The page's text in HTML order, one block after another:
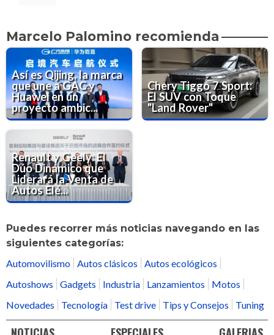
Marcelo Palomino recomienda
Así es Qijing, la marca
que une a GAC y
Huawei en un
proyecto ambic...
Chery Tiggo 7 Sport:
El SUV con Toque
"Land Rover"
Renault y Geely: El
Dúo Dinámico que
Liderará la Venta de
Autos Elé...
Puedes recorrer más noticias navegando en las
siguientes categorías:
Automovilismo Autos clásicos
Autos ecológicos
Autoshows
Gadgets Industria Lanzamientos
Motos
Novedades
Tecnología Test drive Tips y Consejos Tuning